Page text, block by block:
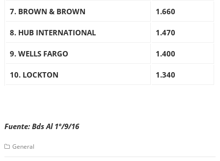
7. BROWN & BROWN 1.660
8. HUB INTERNATIONAL 1.470
9. WELLS FARGO 1.400
10. LOCKTON 1.340
Fuente: Bds Al 1º/9/16
General